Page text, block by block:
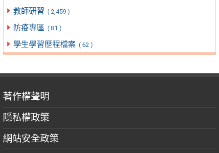
教師研習 ( 2,459 )
防疫專區 ( 81 )
學生學習歷程檔案 ( 62 )
著作權聲明
隱私權政策
網站安全政策